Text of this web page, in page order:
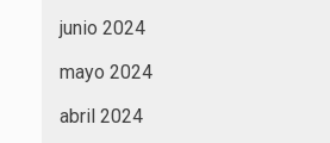
junio 2024
mayo 2024
abril 2024